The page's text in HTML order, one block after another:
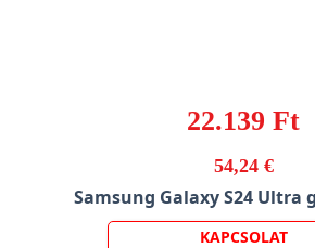
22.139 Ft
54,24 €
Samsung Galaxy S24 Ultra
KAPCSOLAT